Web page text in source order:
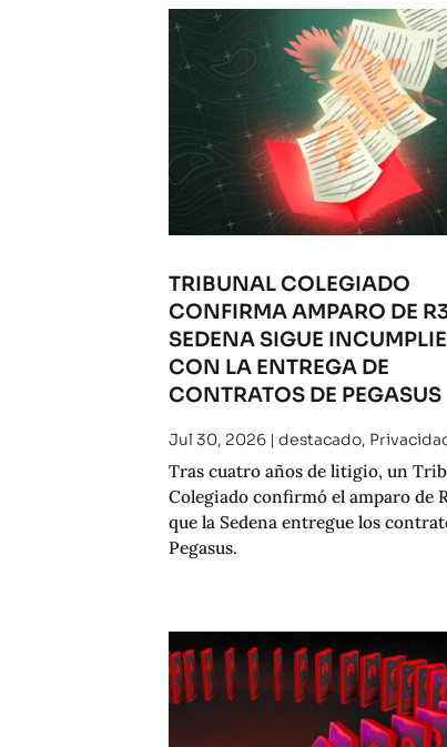
TRIBUNAL COLEGIADO
CONFIRMA AMPARO DE
SEDENA SIGUE
CON LA ENTREGA DE
CONTRATOS DE PEGASUS
Jul 30, 2026| destacado,
Tras cuatro años de litigio, un
Colegiado confirmó el amparo de
que la Sedena entregue los
Pegasus.